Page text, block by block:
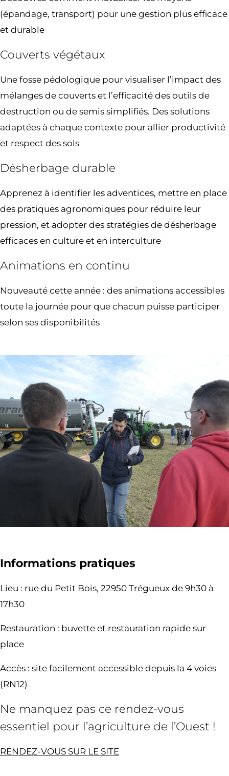
(épandage, transport) pour une gestion plus efficace
et durable
Couverts végétaux
Une fosse pédologique pour visualiser l’impact des
mélanges de couverts et l’efficacité des outils de
destruction ou de semis simplifiés. Des solutions
adaptées à chaque contexte pour allier productivité
et respect des sols
Désherbage durable
Apprenez à identifier les adventices, mettre en place
des pratiques agronomiques pour réduire leur
pression, et adopter des stratégies de désherbage
efficaces en culture et en interculture
Animations en continu
Nouveauté cette année : des animations accessibles
toute la journée pour que chacun puisse participer
selon ses disponibilités
Informations pratiques
Lieu : rue du Petit Bois, 22950 Trégueux de 9h30 à
17h30
Restauration : buvette et restauration rapide sur
place
Accès : site facilement accessible depuis la 4 voies
(RN12)
Ne manquez pas ce rendez-vous
essentiel pour l’agriculture de l’Ouest !
RENDEZ-VOUS SUR LE SITE